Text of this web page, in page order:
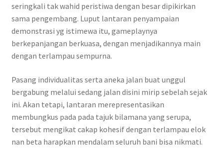
seringkali tak wahid peristiwa dengan besar dipikirkan
sama pengembang. Luput lantaran penyampaian
demonstrasi yg istimewa itu, gameplaynya
berkepanjangan berkuasa, dengan menjadikannya main
dengan terlampau sempurna.
Pasang individualitas serta aneka jalan buat unggul
bergabung melalui sedang jalan disini mirip sebelah sejak
ini. Akan tetapi, lantaran merepresentasikan
membungkus pada pada tajuk bilamana yang serupa,
tersebut mengikat cakap kohesif dengan terlampau elok
nan beta harapkan mendalam seluruh bani bisa nikmati.